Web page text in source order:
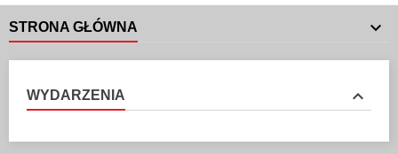
STRONA GŁÓWNA
WYDARZENIA